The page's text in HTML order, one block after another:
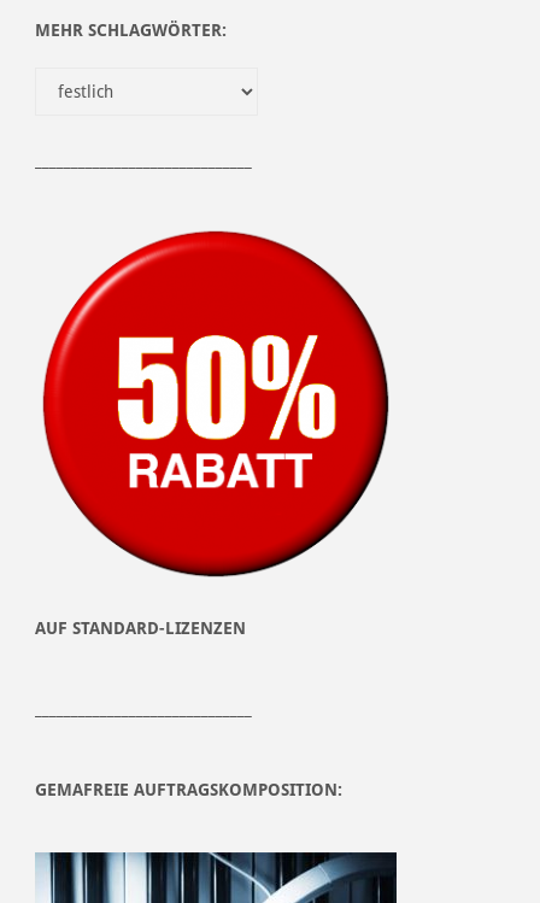
MEHR SCHLAGWÖRTER:
AUF STANDARD-LIZENZEN
GEMAFREIE AUFTRAGSKOMPOSITION: